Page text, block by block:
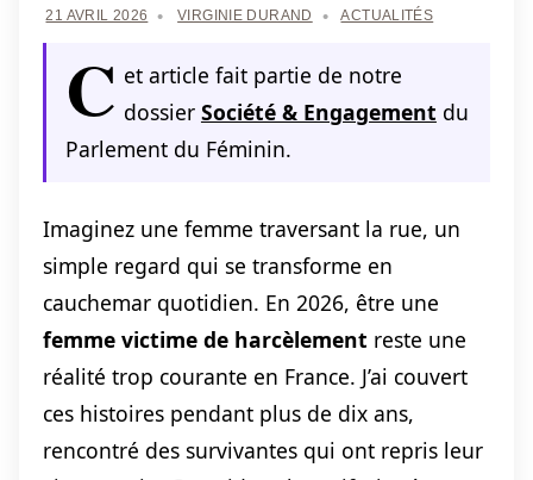
21 AVRIL 2026 VIRGINIE DURAND ACTUALITÉS
C et article fait partie de notre
dossier Société & Engagement du
Parlement du Féminin.
Imaginez une femme traversant la rue, un
simple regard qui se transforme en
cauchemar quotidien. En 2026, être une
femme victime de harcèlement reste une
réalité trop courante en France. J’ai couvert
ces histoires pendant plus de dix ans,
rencontré des survivantes qui ont repris leur